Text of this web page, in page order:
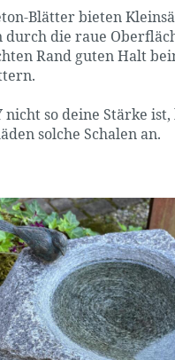
Blätter bieten
durch die raue
Rand guten Halt
nicht so deine Stärke
solche Schalen an.